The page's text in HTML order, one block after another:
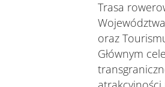
Trasa
oraz
Głównym